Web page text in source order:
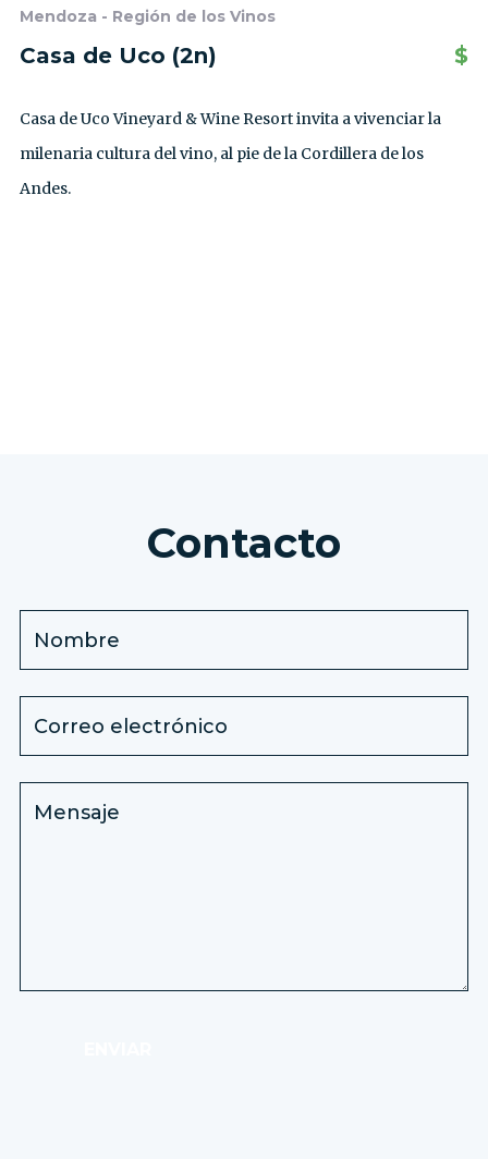
Mendoza - Región de los Vinos
Casa de Uco (2n) $
Casa de Uco Vineyard & Wine Resort invita a vivenciar la
milenaria cultura del vino, al pie de la Cordillera de los
Andes.
Contacto